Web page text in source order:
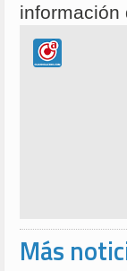
información
Más